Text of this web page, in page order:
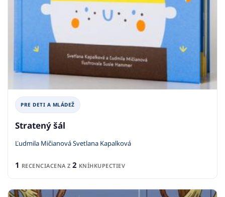
PRE DETI A MLÁDEŽ
Stratený šál
Ľudmila Mičianová Svetlana Kapalková
1 RECENCIACENA Z 2 KNÍHKUPECTIEV